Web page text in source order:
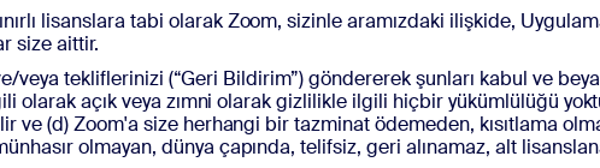
lisanslara tabi olarak Zoom, sizinle aramızdaki ilişkide,
size aittir.
veya tekliflerinizi (“Geri Bildirim”) göndererek şunları kabul ve
açık veya zımni olarak gizlilikle ilgili hiçbir yükümlülüğü
(d) Zoom'a size herhangi bir tazminat ödemeden, kısıtlama
olmayan, dünya çapında, telifsiz, geri alınamaz, alt